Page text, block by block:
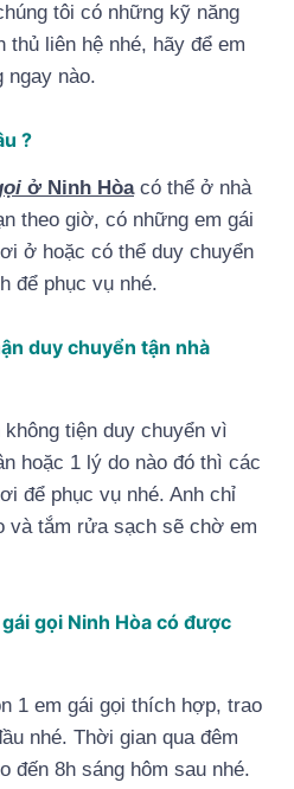
tôi có những kỹ năng
thủ liên hệ nhé, hãy để em
ngay nào.
?
ở Ninh Hòacó thể ở nhà
theo giờ, có những em gái
ở hoặc có thể duy chuyển
để phục vụ nhé.
duy chuyển tận nhà
tiện duy chuyển vì
hoặc 1 lý do nào đó thì các
để phục vụ nhé. Anh chỉ
và tắm rửa sạch sẽ chờ em
gọi Ninh Hòa có được
1 em gái gọi thích hợp, trao
nhé. Thời gian qua đêm
đến 8h sáng hôm sau nhé.